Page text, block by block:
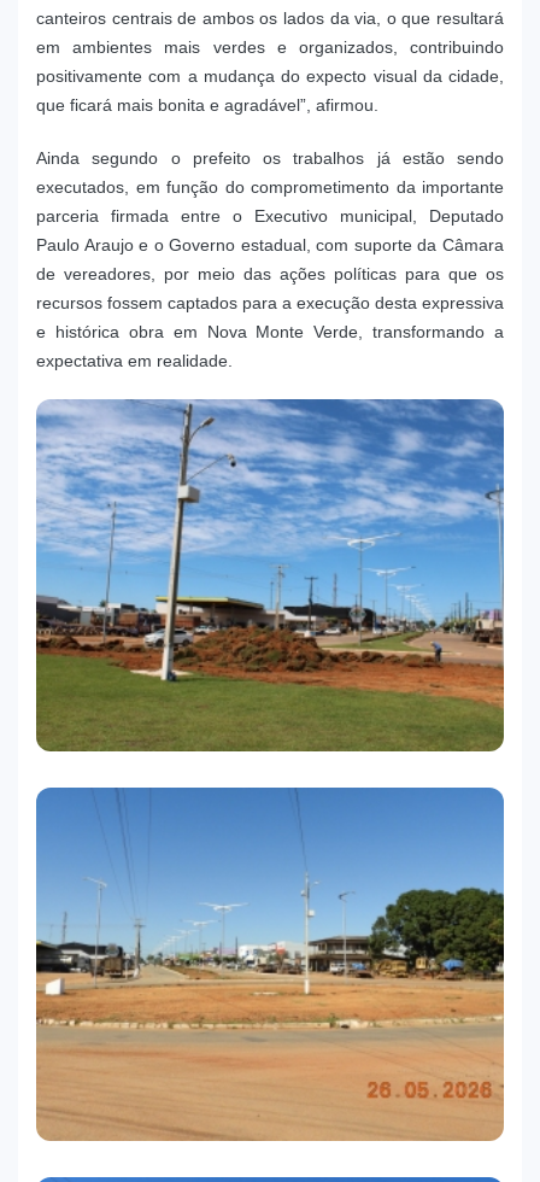
canteiros centrais de ambos os lados da via, o que resultará
em ambientes mais verdes e organizados, contribuindo
positivamente com a mudança do expecto visual da cidade,
que ficará mais bonita e agradável”, afirmou.
Ainda segundo o prefeito os trabalhos já estão sendo
executados, em função do comprometimento da importante
parceria firmada entre o Executivo municipal, Deputado
Paulo Araujo e o Governo estadual, com suporte da Câmara
de vereadores, por meio das ações políticas para que os
recursos fossem captados para a execução desta expressiva
e histórica obra em Nova Monte Verde, transformando a
expectativa em realidade.